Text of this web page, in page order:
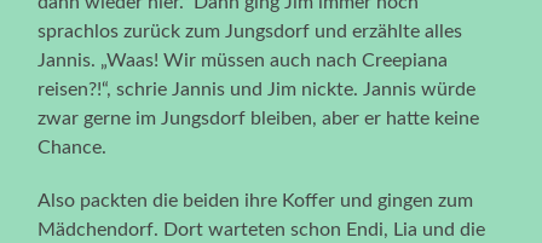
sprachlos zurück zum Jungsdorf und erzählte alles
Jannis. „Waas! Wir müssen auch nach Creepiana
reisen?!“, schrie Jannis und Jim nickte. Jannis würde
zwar gerne im Jungsdorf bleiben, aber er hatte keine
Chance.
Also packten die beiden ihre Koffer und gingen zum
Mädchendorf. Dort warteten schon Endi, Lia und die